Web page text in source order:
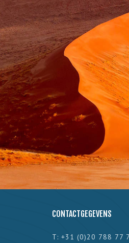
CONTACTGEGEVENS
T: +31 (0)20 788 77